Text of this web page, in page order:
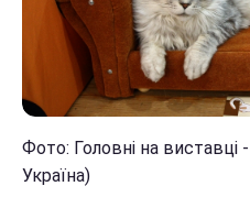
Фото: Головні на виставці
Україна)